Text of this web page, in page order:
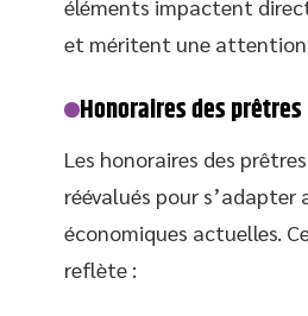
éléments impactent
et méritent une attention
Honoraires des prêtres
Les honoraires des
réévalués pour s’adapter
économiques actuelles.
reflète :